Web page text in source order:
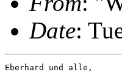
Date:
Eberhard und alle,